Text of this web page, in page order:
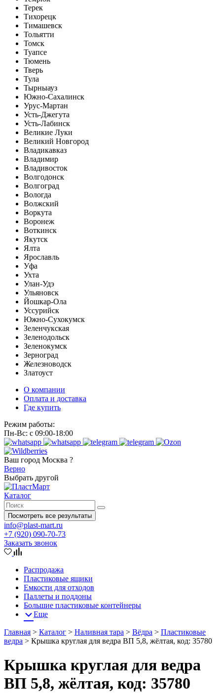
Терек
Тихорецк
Тимашевск
Тольятти
Томск
Туапсе
Тюмень
Тверь
Тула
Тырныауз
Южно-Сахалинск
Урус-Мартан
Усть-Джегута
Усть-Лабинск
Великие Луки
Великий Новгород
Владикавказ
Владимир
Владивосток
Волгодонск
Волгоград
Вологда
Волжский
Воркута
Воронеж
Воткинск
Якутск
Ялта
Ярославль
Уфа
Ухта
Улан-Удэ
Ульяновск
Йошкар-Ола
Уссурийск
Южно-Сухокумск
Зеленчукская
Зеленодольск
Зеленокумск
Зерноград
Железноводск
Златоуст
О компании
Оплата и доставка
Где купить
Режим работы:
Пн-Вс: с 09:00-18:00
Ваш город Москва ?
Верно
Выбрать другой
Каталог
Посмотреть все результаты
info@plast-mart.ru
+7 (920) 090-70-73
Заказать звонок
Распродажа
Пластиковые ящики
Емкости для отходов
Паллеты и поддоны
Большие пластиковые контейнеры
Еще
Главная > Каталог > Наливная тара > Вёдра > Пластиковые
ведра > Крышка круглая для ведра ВП 5,8, жёлтая, код: 35780
Крышка круглая для ведра
ВП 5,8, жёлтая, код: 35780